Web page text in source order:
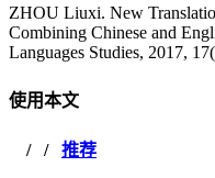
ZHOU Liuxi. New
Combining Chinese and
Languages Studies, 2017,
使用本文
/ / 推荐